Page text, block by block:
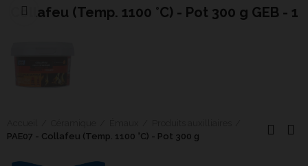
Collafeu (Temp. 1100 °C) - Pot 300 g GEB - 1
Cliquer pour agrandir
PAE07 - Collafeu (Temp. 1100 °C) - Pot 300 g